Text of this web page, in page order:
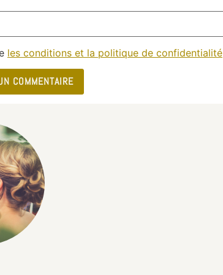
les conditions et la politique de confidentialité